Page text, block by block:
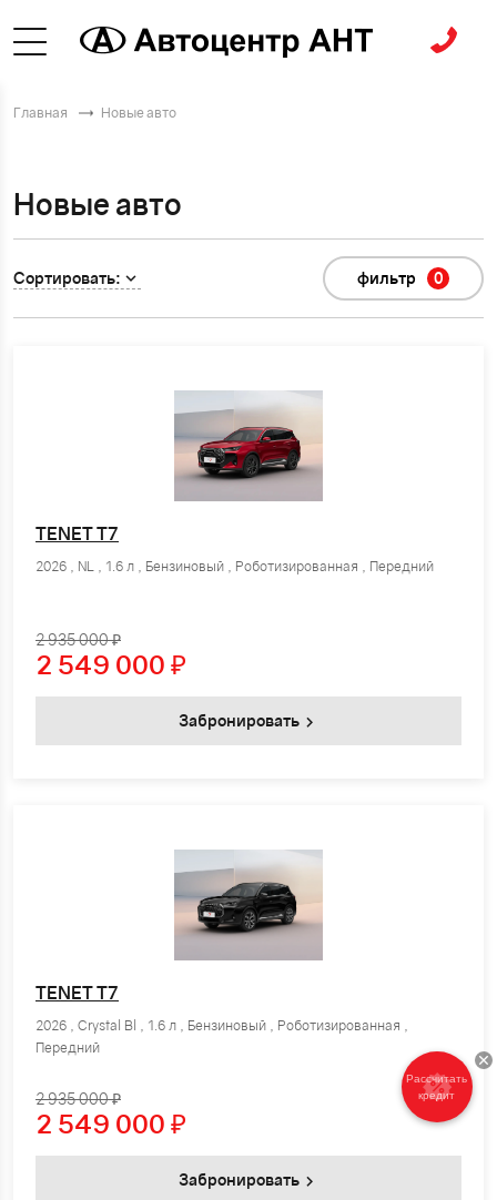
Главная Новые авто
Новые авто
Сортировать: фильтр 0
TENET T7
2026 , NL , 1.6 л , Бензиновый , Роботизированная , Передний
2 935 000 ₽
2 549 000 ₽
Забронировать
TENET T7
2026 , Crystal Bl , 1.6 л , Бензиновый , Роботизированная ,
Передний
2 935 000 ₽
2 549 000 ₽
Забронировать
Рассчитать
кредит